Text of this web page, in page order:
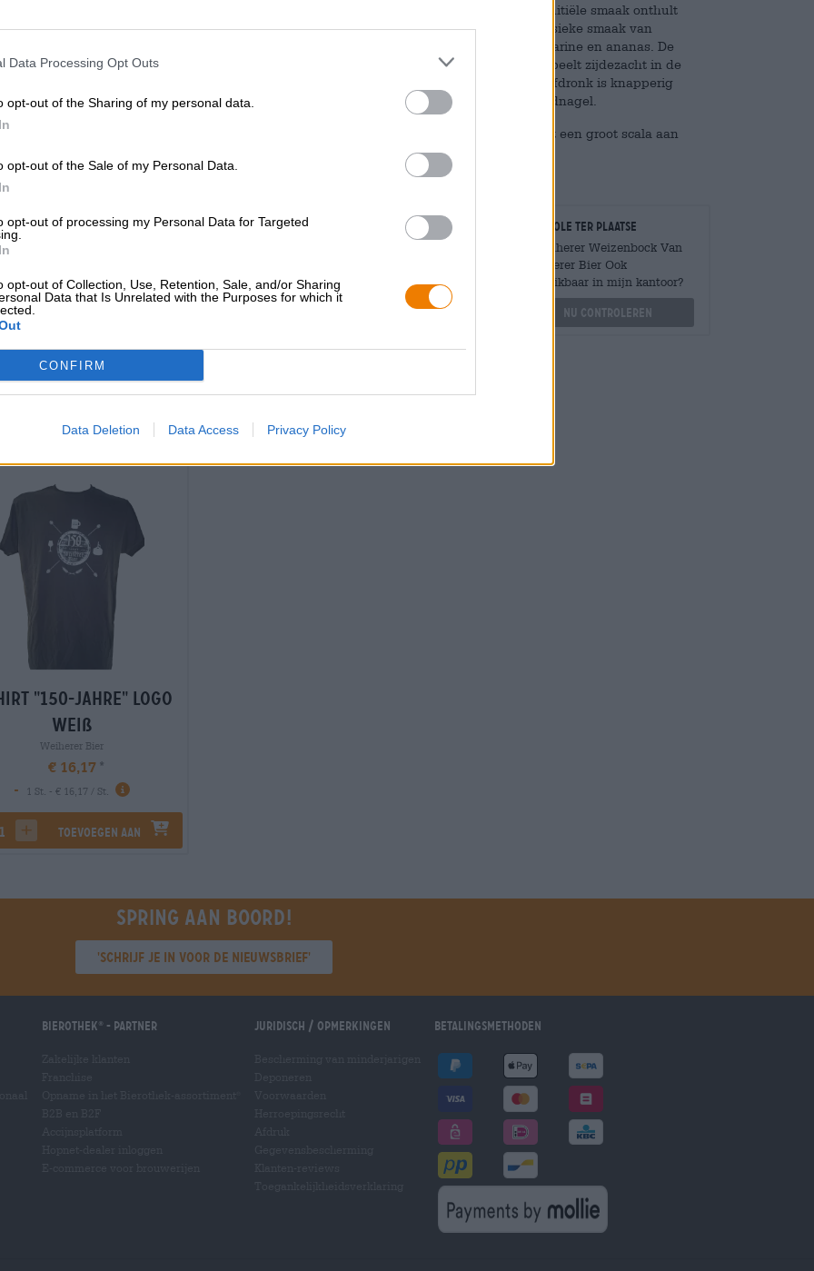
Data Processing Opt Outs
opt-out of the Sharing of my personal data.
opt-out of the Sale of my Personal Data.
opt-out of processing my Personal Data for Targeted
opt-out of Collection, Use, Retention, Sale, and/or Sharing
Data that Is Unrelated with the Purposes for which it
CONFIRM
Data Deletion Data Access Privacy Policy
vleugje karamelmout en een kruidige gisttoon tot een verleidelijk mengsel. De initiële smaak onthult
een volmondig bier met een elegante body en een verrassende frisheid. De klassieke smaak van
banaan is zeker aanwezig, maar wordt aangevuld met een tropisch vleugje nectarine en ananas. De
mout vormt een zachte basis die verrukt met karamel- en graantonen. Het bier speelt zijdezacht in de
mond met fruit, mout en kruiden. Een fijne bitterheid rondt de aromaten af. De afdronk is knapperig
bitter en mooi kruidig tegelijk. De delicate tong proeft gist, nootmuskaat en kruidnagel.
De Weiherer Weizenbock is een uitzonderlijke Weizenbock die indruk maakt met een groot scala aan
GRATIS BIERCONSULT
shop@bierothek.de
handelaren of
günstiger einkaufen?
grosshandel@bierothek.de
Controle ter plaatse
Is Weiherer Weizenbock Van
Weiherer Bier Ook
beschikbaar in mijn kantoor?
Nu controleren
"150-Jahre" Logo
weiß
Weiherer Bier
€ 16,17
-
1 St. - € 16,17 / St.
quantity
increase quantity
Toevoegen aan
Spring aan boord!
'Schrijf je in voor de nieuwsbrief'
Bierothek - Partner Juridisch / Opmerkingen Betalingsmethoden